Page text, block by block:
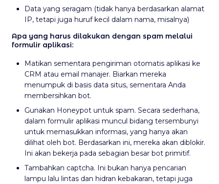
Data yang seragam (tidak hanya berdasarkan alamat
IP, tetapi juga huruf kecil dalam nama, misalnya)
Apa yang harus dilakukan dengan spam melalui
formulir aplikasi:
Matikan sementara pengiriman otomatis aplikasi ke
CRM atau email manajer. Biarkan mereka
menumpuk di basis data situs, sementara Anda
membersihkan bot.
Gunakan Honeypot untuk spam. Secara sederhana,
dalam formulir aplikasi muncul bidang tersembunyi
untuk memasukkan informasi, yang hanya akan
dilihat oleh bot. Berdasarkan ini, mereka akan diblokir.
Ini akan bekerja pada sebagian besar bot primitif.
Tambahkan captcha. Ini bukan hanya pencarian
lampu lalu lintas dan hidran kebakaran, tetapi juga